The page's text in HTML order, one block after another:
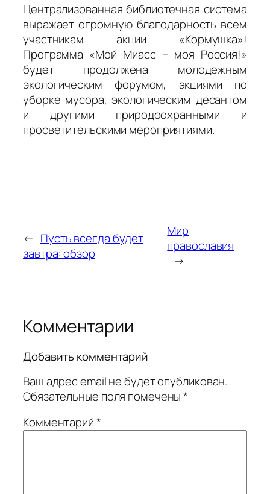
Централизованная библиотечная система
выражает огромную благодарность всем
участникам акции «Кормушка»!
Программа «Мой Миасс – моя Россия!»
будет продолжена молодежным
экологическим форумом, акциями по
уборке мусора, экологическим десантом
и другими природоохранными и
просветительскими мероприятиями.
← Пусть всегда будет
завтра: обзор
Мир
православия
→
Комментарии
Добавить комментарий
Ваш адрес email не будет опубликован.
Обязательные поля помечены*
Комментарий*